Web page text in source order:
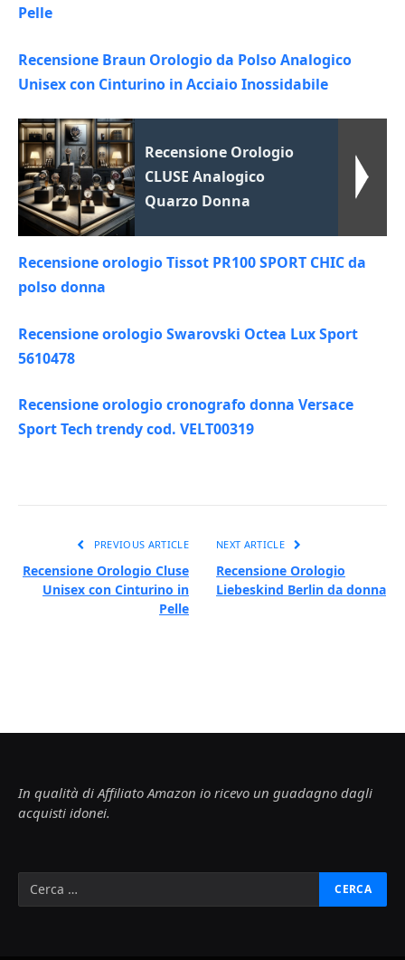
Pelle
Recensione Braun Orologio da Polso Analogico
Unisex con Cinturino in Acciaio Inossidabile
Recensione Orologio
CLUSE Analogico
Quarzo Donna
Recensione orologio Tissot PR100 SPORT CHIC da
polso donna
Recensione orologio Swarovski Octea Lux Sport
5610478
Recensione orologio cronografo donna Versace
Sport Tech trendy cod. VELT00319
PREVIOUS ARTICLE
Recensione Orologio Cluse
Unisex con Cinturino in
Pelle
NEXT ARTICLE
Recensione Orologio
Liebeskind Berlin da donna
In qualità di Affiliato Amazon io ricevo un guadagno dagli
acquisti idonei.